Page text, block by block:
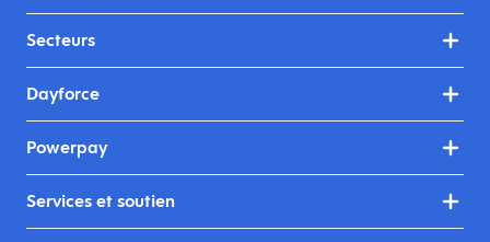
Secteurs
Dayforce
Powerpay
Services et soutien